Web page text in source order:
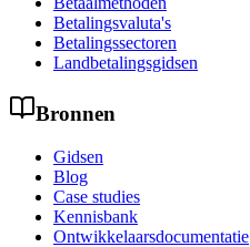
Betalingsvaluta's
Betalingssectoren
Landbetalingsgidsen
Bronnen
Gidsen
Blog
Case studies
Kennisbank
Ontwikkelaarsdocumentatie